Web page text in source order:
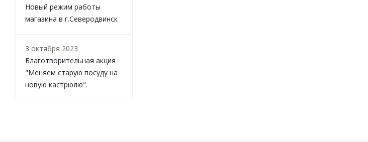
Новый режим работы
магазина в г.Северодвинск
3 октября 2023
Благотворительная акция
"Меняем старую посуду на
новую кастрюлю".